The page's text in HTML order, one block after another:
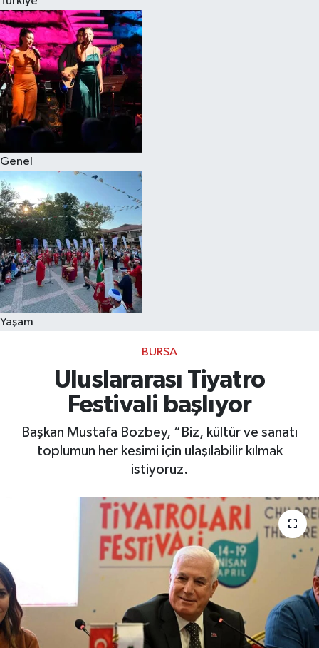
Genel
Yaşam
BURSA
Uluslararası Tiyatro
Festivali başlıyor
Başkan Mustafa Bozbey, “Biz, kültür ve sanatı
toplumun her kesimi için ulaşılabilir kılmak
istiyoruz.
Eğitim
Sağlık
Dünya
Magazin
Gündem
Kültür & Sanat
Teknoloji
Bilim
Genel